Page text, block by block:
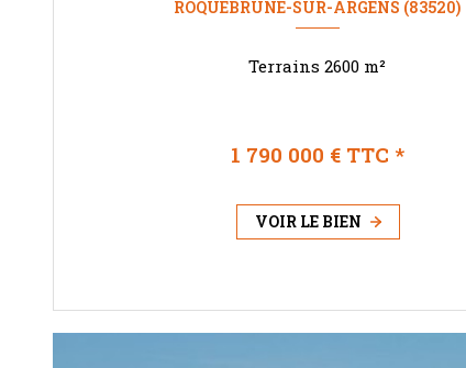
ROQUEBRUNE-SUR-ARGENS (83520)
Terrains 2600 m²
1 790 000 € TTC *
VOIR LE BIEN